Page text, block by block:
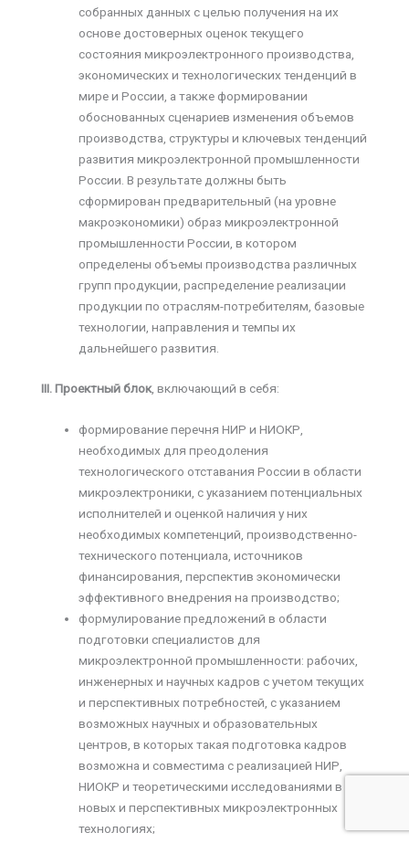
собранных данных с целью получения на их
основе достоверных оценок текущего
состояния микроэлектронного производства,
экономических и технологических тенденций в
мире и России, а также формировании
обоснованных сценариев изменения объемов
производства, структуры и ключевых тенденций
развития микроэлектронной промышленности
России. В результате должны быть
сформирован предварительный (на уровне
макроэкономики) образ микроэлектронной
промышленности России, в котором
определены объемы производства различных
групп продукции, распределение реализации
продукции по отраслям-потребителям, базовые
технологии, направления и темпы их
дальнейшего развития.
III. Проектный блок, включающий в себя:
формирование перечня НИР и НИОКР,
необходимых для преодоления
технологического отставания России в области
микроэлектроники, с указанием потенциальных
исполнителей и оценкой наличия у них
необходимых компетенций, производственно-
технического потенциала, источников
финансирования, перспектив экономически
эффективного внедрения на производство;
формулирование предложений в области
подготовки специалистов для
микроэлектронной промышленности: рабочих,
инженерных и научных кадров с учетом текущих
и перспективных потребностей, с указанием
возможных научных и образовательных
центров, в которых такая подготовка кадров
возможна и совместима с реализацией НИР,
НИОКР и теоретическими исследованиями в
новых и перспективных микроэлектронных
технологиях;